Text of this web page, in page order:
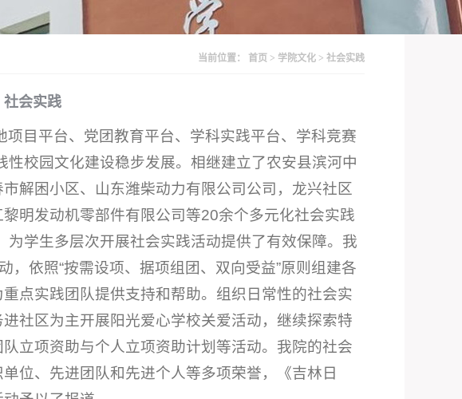
当前位置： 首页 > 学院文化 > 社会实践
社会实践
项目平台、党团教育平台、学科实践平台、学科竞赛
性校园文化建设稳步发展。相继建立了农安县滨河中
解困小区、山东潍柴动力有限公司公司，龙兴社区
明发动机零部件有限公司等20余个多元化社会实践
学生多层次开展社会实践活动提供了有效保障。我
，依照“按需设项、据项组团、双向受益”原则组建各
点实践团队提供支持和帮助。组织日常性的社会实
社区为主开展阳光爱心学校关爱活动，继续探索特
立项资助与个人立项资助计划等活动。我院的社会
位、先进团队和先进个人等多项荣誉，《吉林日